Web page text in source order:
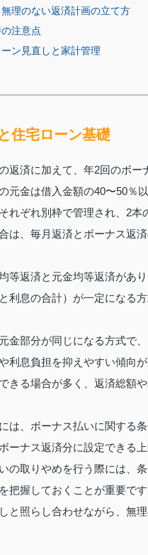
理のない返済計画の立て方
注意点
ン見直しと家計管理
住宅ローン基礎
返済に加えて、年2回のボー
元金は借入金額の40〜50％
れぞれ別枠で管理され、2本
は、毎月返済とボーナス返
等返済と元金均等返済があり
利息の合計）が一定になる
金部分が同じになる方式で
利息負担を抑えやすい傾向が
きる場合が多く、返済総額
は、ボーナス払いに関する
ーナス返済分に設定できる
の取りやめを行う際には、
把握しておくことが重要です
と照らし合わせながら、無